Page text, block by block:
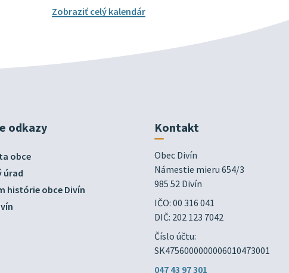
Zobraziť celý kalendár
odkazy
obce
úrad
histórie obce Divín
Kontakt
Obec Divín
Námestie mieru 654/3
985 52 Divín
IČO: 00 316 041
DIČ: 202 123 7042
Číslo účtu:
SK4756000000006010473001
047 43 97 301